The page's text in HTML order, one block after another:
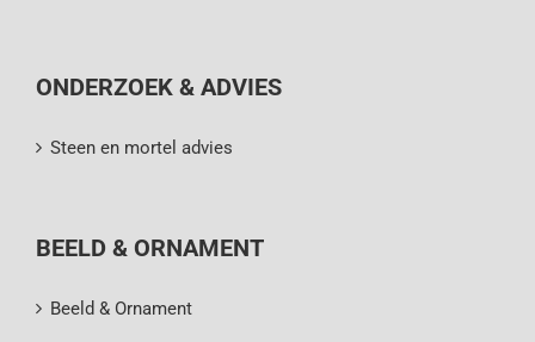
ONDERZOEK & ADVIES
Steen en mortel advies
BEELD & ORNAMENT
Beeld & Ornament